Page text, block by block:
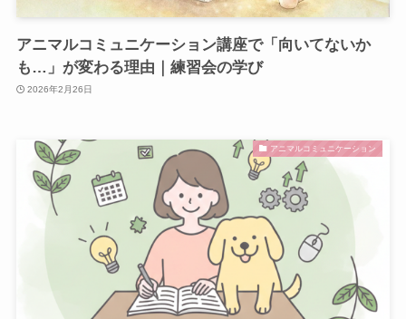
アニマルコミュニケーション講座で「向いてないか
も…」が変わる理由｜練習会の学び
2026年2月26日
アニマルコミュニケーション